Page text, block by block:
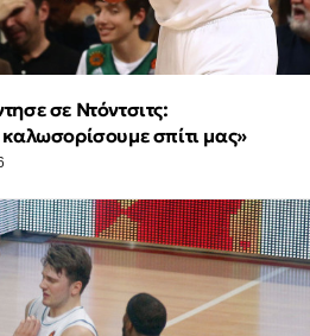
σε Ντόντσιτς:
σπίτι μας»